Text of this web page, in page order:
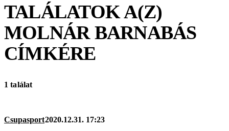
TALÁLATOK A(Z)
MOLNÁR BARNABÁS
CÍMKÉRE
1 találat
Csupasport2020.12.31. 17:23